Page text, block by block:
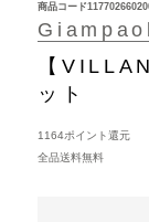
【
ット
商品コード
1164ポイント還元
全品送料無料